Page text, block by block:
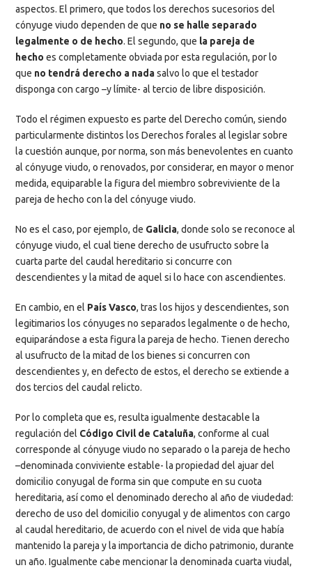
aspectos. El primero, que todos los derechos sucesorios del
cónyuge viudo dependen de que no se halle separado
legalmente o de hecho. El segundo, que la pareja de
hecho es completamente obviada por esta regulación, por lo
que no tendrá derecho a nadasalvo lo que el testador
disponga con cargo –y límite- al tercio de libre disposición.
Todo el régimen expuesto es parte del Derecho común, siendo
particularmente distintos los Derechos forales al legislar sobre
la cuestión aunque, por norma, son más benevolentes en cuanto
al cónyuge viudo, o renovados, por considerar, en mayor o menor
medida, equiparable la figura del miembro sobreviviente de la
pareja de hecho con la del cónyuge viudo.
No es el caso, por ejemplo, de Galicia, donde solo se reconoce al
cónyuge viudo, el cual tiene derecho de usufructo sobre la
cuarta parte del caudal hereditario si concurre con
descendientes y la mitad de aquel si lo hace con ascendientes.
En cambio, en el País Vasco, tras los hijos y descendientes, son
legitimarios los cónyuges no separados legalmente o de hecho,
equiparándose a esta figura la pareja de hecho. Tienen derecho
al usufructo de la mitad de los bienes si concurren con
descendientes y, en defecto de estos, el derecho se extiende a
dos tercios del caudal relicto.
Por lo completa que es, resulta igualmente destacable la
regulación del Código Civil de Cataluña, conforme al cual
corresponde al cónyuge viudo no separado o la pareja de hecho
–denominada conviviente estable- la propiedad del ajuar del
domicilio conyugal de forma sin que compute en su cuota
hereditaria, así como el denominado derecho al año de viudedad:
derecho de uso del domicilio conyugal y de alimentos con cargo
al caudal hereditario, de acuerdo con el nivel de vida que había
mantenido la pareja y la importancia de dicho patrimonio, durante
un año. Igualmente cabe mencionar la denominada cuarta viudal,